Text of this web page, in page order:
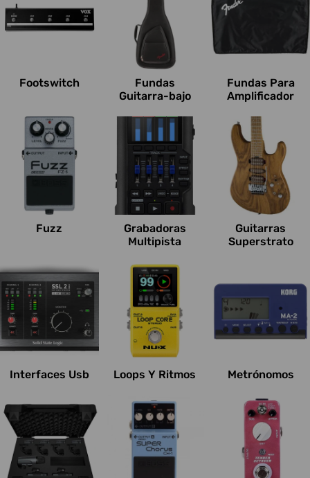
Footswitch
Fundas
Guitarra-bajo
Fundas Para
Amplificador
Fuzz
Grabadoras
Multipista
Guitarras
Superstrato
Interfaces Usb Loops Y Ritmos Metrónomos